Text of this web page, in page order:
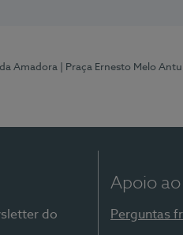
Amadora | Praça Ernesto Melo
do
Apoio
Perguntas